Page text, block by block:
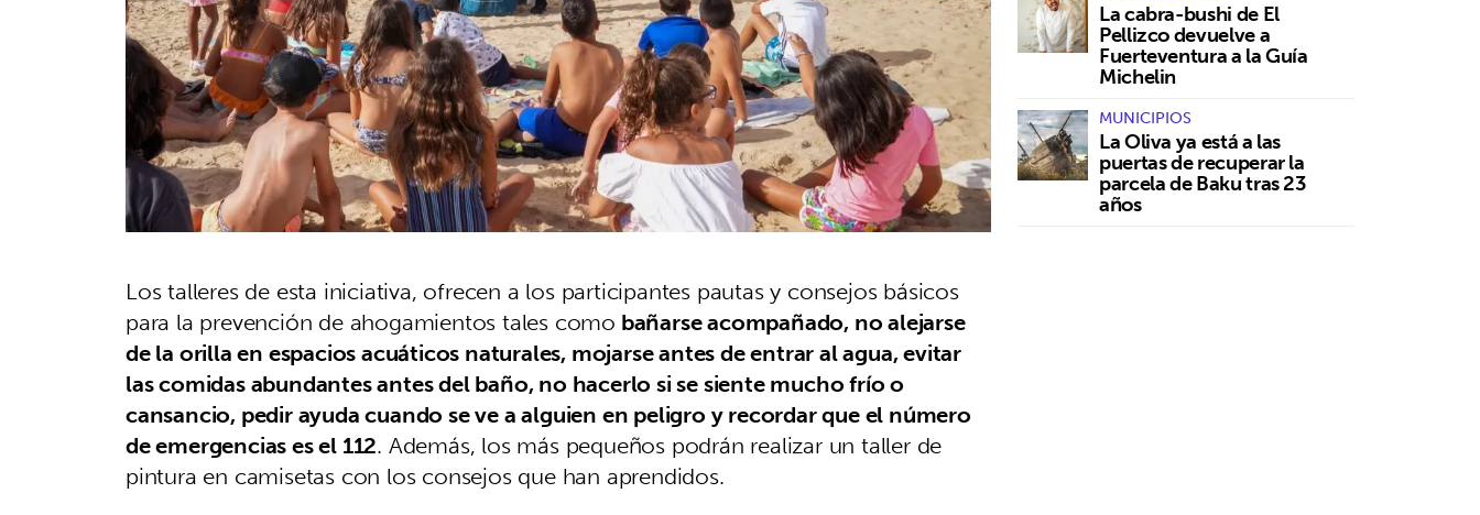
Los talleres de esta iniciativa, ofrecen a los participantes pautas y consejos básicos
para la prevención de ahogamientos tales como bañarse acompañado, no alejarse
de la orilla en espacios acuáticos naturales, mojarse antes de entrar al agua, evitar
las comidas abundantes antes del baño, no hacerlo si se siente mucho frío o
cansancio, pedir ayuda cuando se ve a alguien en peligro y recordar que el número
de emergencias es el 112. Además, los más pequeños podrán realizar un taller de
pintura en camisetas con los consejos que han aprendidos.
La cabra-bushi de El
Pellizco devuelve a
Fuerteventura a la Guía
Michelin
MUNICIPIOS
La Oliva ya está a las
puertas de recuperar la
parcela de Baku tras 23
años